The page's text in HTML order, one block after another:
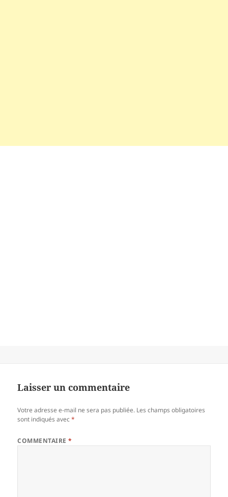
Laisser un commentaire
Votre adresse e-mail ne sera pas publiée. Les champs obligatoires
sont indiqués avec*
COMMENTAIRE*